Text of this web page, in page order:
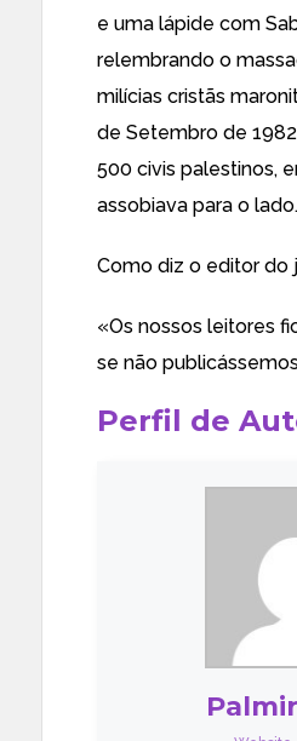
e uma lápide com
relembrando o
milícias cristãs
de Setembro de
500 civis palestinos,
assobiava para o lado.
Como diz o editor do
«Os nossos leitores
se não
Perfil de